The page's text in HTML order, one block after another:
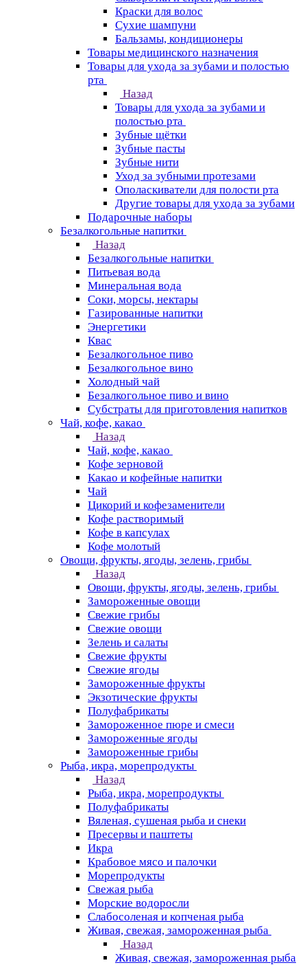
Краски для волос
Сухие шампуни
Бальзамы, кондиционеры
Товары медицинского назначения
Товары для ухода за зубами и полостью
рта
Назад
Товары для ухода за зубами и
полостью рта
Зубные щётки
Зубные пасты
Зубные нити
Уход за зубными протезами
Ополаскиватели для полости рта
Другие товары для ухода за зубами
Подарочные наборы
Безалкогольные напитки
Назад
Безалкогольные напитки
Питьевая вода
Минеральная вода
Соки, морсы, нектары
Газированные напитки
Энергетики
Квас
Безалкогольное пиво
Безалкогольное вино
Холодный чай
Безалкогольное пиво и вино
Субстраты для приготовления напитков
Чай, кофе, какао
Назад
Чай, кофе, какао
Кофе зерновой
Какао и кофейные напитки
Чай
Цикорий и кофезаменители
Кофе растворимый
Кофе в капсулах
Кофе молотый
Овощи, фрукты, ягоды, зелень, грибы
Назад
Овощи, фрукты, ягоды, зелень, грибы
Замороженные овощи
Свежие грибы
Свежие овощи
Зелень и салаты
Свежие фрукты
Свежие ягоды
Замороженные фрукты
Экзотические фрукты
Полуфабрикаты
Замороженное пюре и смеси
Замороженные ягоды
Замороженные грибы
Рыба, икра, морепродукты
Назад
Рыба, икра, морепродукты
Полуфабрикаты
Вяленая, сушеная рыба и снеки
Пресервы и паштеты
Икра
Крабовое мясо и палочки
Морепродукты
Свежая рыба
Морские водоросли
Слабосоленая и копченая рыба
Живая, свежая, замороженная рыба
Назад
Живая, свежая, замороженная рыба